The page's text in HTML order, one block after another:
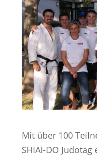
Mit über 100
SHIAI-DO